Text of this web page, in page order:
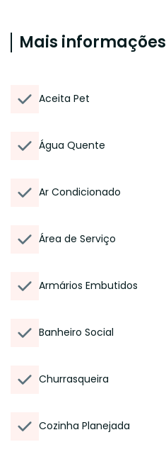
Mais informações
Aceita Pet
Água Quente
Ar Condicionado
Área de Serviço
Armários Embutidos
Banheiro Social
Churrasqueira
Cozinha Planejada